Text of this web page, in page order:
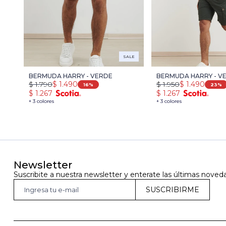
SALE
BERMUDA HARRY - VERDE
+ 3 colores
$ 1.490
$ 1.790 16
$ 1.267
BERMUDA HARRY -
OSCURO
+ 3 colores
$ 1.490
$ 1.950 23
$ 1.267
Newsletter
Suscribite a nuestra newsletter y enterate las últimas
SUSCRIBIRME